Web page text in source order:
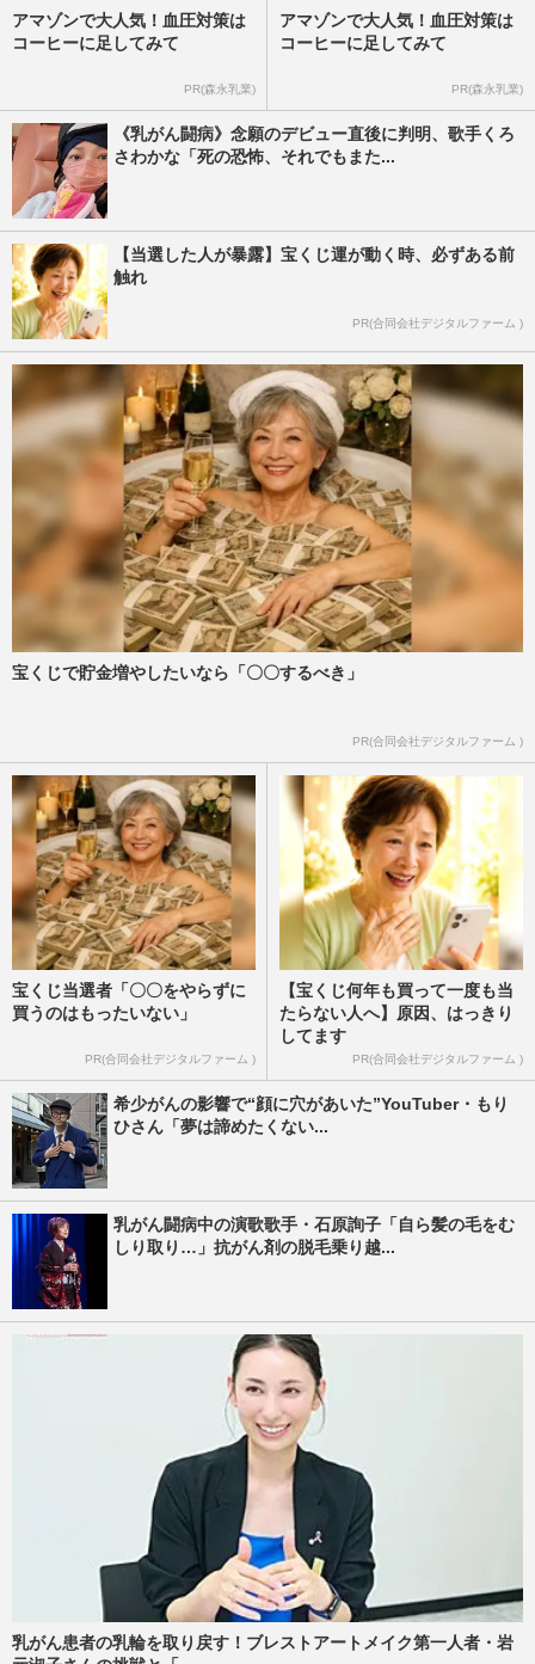
アマゾンで大人気！血圧対策は
コーヒーに足してみて
PR(森永乳業)
アマゾンで大人気！血圧対策は
コーヒーに足してみて
PR(森永乳業)
《乳がん闘病》念願のデビュー直後に判明、歌手くろ
さわかな「死の恐怖、それでもまた...
【当選した人が暴露】宝くじ運が動く時、必ずある前
触れ
PR(合同会社デジタルファーム )
宝くじで貯金増やしたいなら「〇〇するべき」
PR(合同会社デジタルファーム )
宝くじ当選者「〇〇をやらずに
買うのはもったいない」
PR(合同会社デジタルファーム )
【宝くじ何年も買って一度も当
たらない人へ】原因、はっきり
してます
PR(合同会社デジタルファーム )
希少がんの影響で“顔に穴があいた”YouTuber・もり
ひさん「夢は諦めたくない...
乳がん闘病中の演歌歌手・石原詢子「自ら髪の毛をむ
しり取り…」抗がん剤の脱毛乗り越...
乳がん患者の乳輪を取り戻す！ブレストアートメイク第一人者・岩